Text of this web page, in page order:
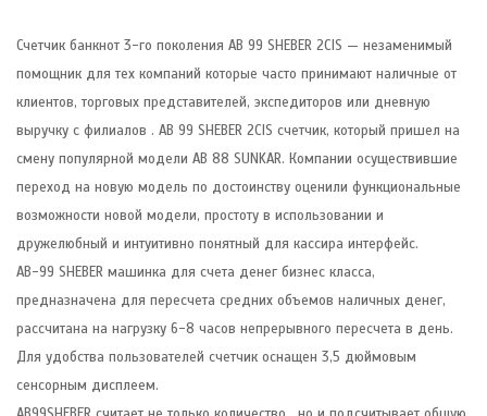
Счетчик банкнот 3-го поколения AB 99 SHEBER 2CIS — незаменимый
помощник для тех компаний которые часто принимают наличные от
клиентов, торговых представителей, экспедиторов или дневную
выручку с филиалов . AB 99 SHEBER 2CIS счетчик, который пришел на
смену популярной модели AB 88 SUNKAR. Компании осуществившие
переход на новую модель по достоинству оценили функциональные
возможности новой модели, простоту в использовании и
дружелюбный и интуитивно понятный для кассира интерфейс.
AB-99 SHEBER машинка для счета денег бизнес класса,
предназначена для пересчета средних объемов наличных денег,
рассчитана на нагрузку 6-8 часов непрерывного пересчета в день.
Для удобства пользователей счетчик оснащен 3,5 дюймовым
сенсорным дисплеем.